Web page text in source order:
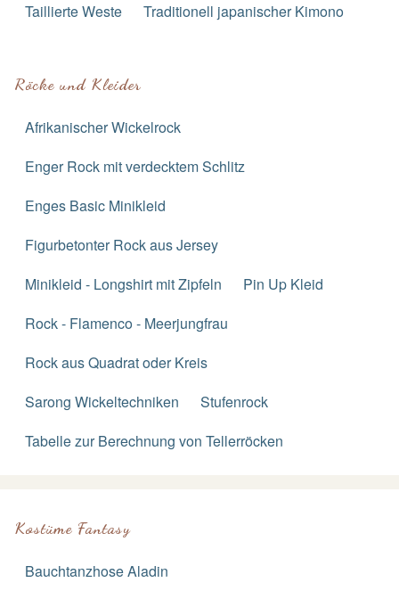
Taillierte Weste
Traditionell japanischer Kimono
Röcke und Kleider
Afrikanischer Wickelrock
Enger Rock mit verdecktem Schlitz
Enges Basic Minikleid
Figurbetonter Rock aus Jersey
Minikleid - Longshirt mit Zipfeln
Pin Up Kleid
Rock - Flamenco - Meerjungfrau
Rock aus Quadrat oder Kreis
Sarong Wickeltechniken
Stufenrock
Tabelle zur Berechnung von Tellerröcken
Kostüme Fantasy
Bauchtanzhose Aladin